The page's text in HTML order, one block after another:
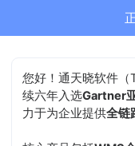
通
您好！通天晓软件（
续六年入选Gartner
力于为企业提供全链